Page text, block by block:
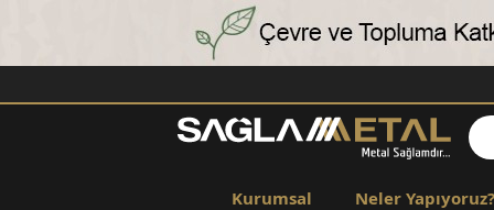
Kurumsal Neler Yapıyoruz?